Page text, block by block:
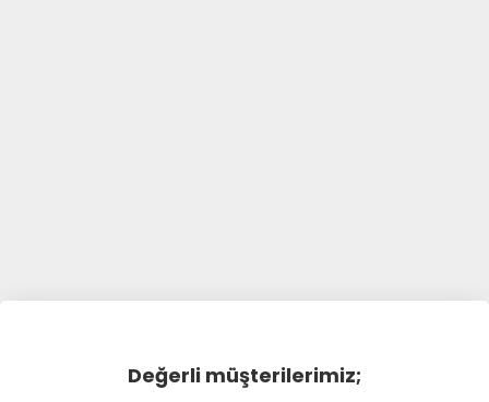
Değerli müşterilerimiz;